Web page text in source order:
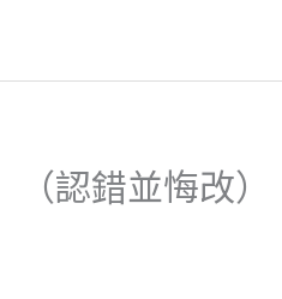
認錯並悔改）